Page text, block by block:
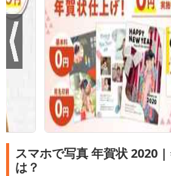
スマホで写真 年賀状 2020 |
は？